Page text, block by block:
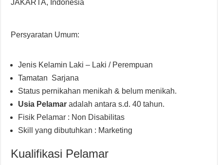
JAKARTA, Indonesia
Persyaratan Umum:
Jenis Kelamin Laki – Laki / Perempuan
Tamatan Sarjana
Status pernikahan menikah & belum menikah.
Usia Pelamaradalah antara s.d. 40 tahun.
Fisik Pelamar : Non Disabilitas
Skill yang dibutuhkan : Marketing
Kualifikasi Pelamar